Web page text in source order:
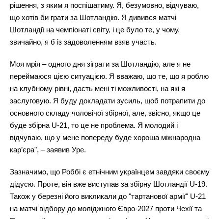
рішення, з яким я поспішатиму. Я, безумовно, відчуваю,
що хотів би грати за Шотландію. Я дивився матчі
Шотландії на чемпіонаті світу, і це було те, у чому,
звичайно, я б із задоволенням взяв участь.
Моя мрія – одного дня зіграти за Шотландію, але я не
переймаюся цією ситуацією. Я вважаю, що те, що я роблю
на клубному рівні, дасть мені ті можливості, на які я
заслуговую. Я буду докладати зусиль, щоб потрапити до
основного складу чоловічої збірної, але, звісно, якщо це
буде збірна U-21, то це не проблема. Я молодий і
відчуваю, що у мене попереду буде хороша міжнародна
кар’єра", – заявив Уре.
Зазначимо, що Роббі є етнічним українцем завдяки своєму
дідусю. Проте, він вже виступав за збірну Шотландії U-19.
Також у березні його викликали до "тартанової армії" U-21
на матчі відбору до моліджного Євро-2027 проти Чехії та